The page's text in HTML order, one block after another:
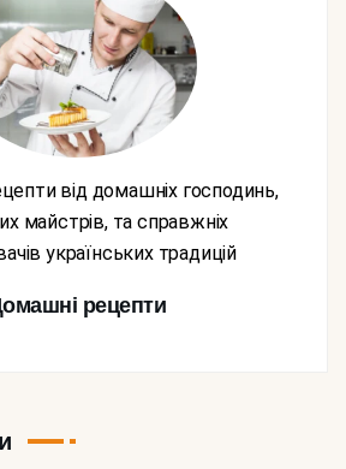
майстрів, та справжніх
українських традицій
рецепти